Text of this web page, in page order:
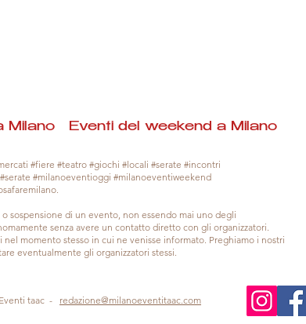
Eventi del weekend a Milano
#fiere #teatro #giochi #locali #serate #incontri
#milanoeventioggi #milanoeventiweekend
sospensione di un evento, non essendo mai uno degli
senza avere un contatto diretto con gli organizzatori.
momento stesso in cui ne venisse informato. Preghiamo i nostri
eventualmente gli organizzatori stessi.
taac - redazione@milanoeventitaac.com